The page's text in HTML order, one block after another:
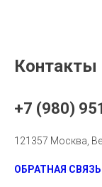
Контакты
+7 (980)
121357 Москва,
ОБРАТНАЯ СВЯЗЬ